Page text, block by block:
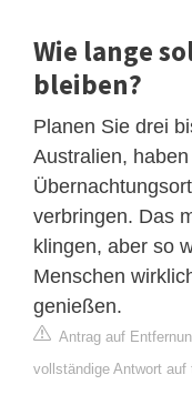
Wie lange
bleiben?
Planen Sie drei
Australien,
verbringen. Das
klingen, aber so
Menschen
genießen.
Antrag auf
vollständige Antwort